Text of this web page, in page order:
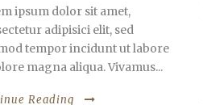
ipsum dolor sit amet,
adipisici elit, sed
tempor incidunt ut labore
magna aliqua. Vivamus...
Reading